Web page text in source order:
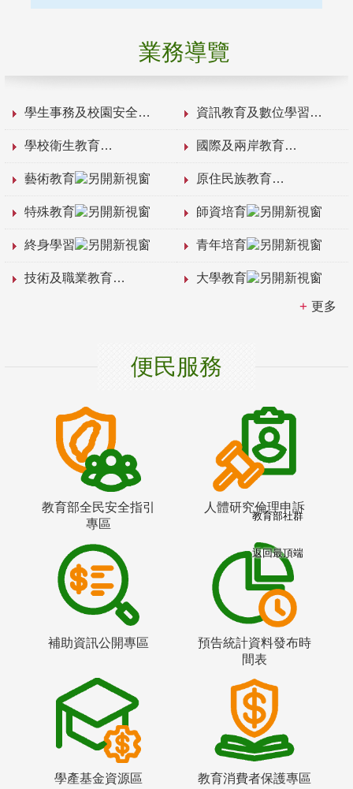
業務導覽
學生事務及校園安全 資訊教育及數位學習
學校衛生教育 國際及兩岸教育
藝術教育 原住民族教育
特殊教育 師資培育
終身學習 青年培育
技術及職業教育 大學教育
更多
便民服務
教育部全民安全指引
專區
人體研究倫理申訴
補助資訊公開專區
預告統計資料發布時
間表
學產基金資源區 教育消費者保護專區
教育部社群
返回最頂端